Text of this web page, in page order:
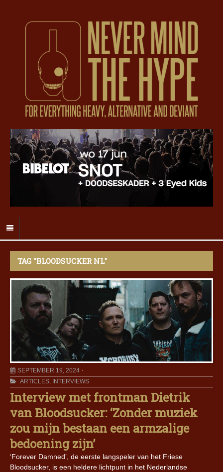
TAG "BLOODSUCKER NL"
SEPTEMBER 19, 2024
ARTICLES, INTERVIEWS
Interview met frontman Dietrik
van Bloodsucker: ‘Zonder muziek
zou mijn bestaan een armzalige
bedoening zijn’
‘Forever Damned’, de eerste langspeler van het Friese
Bloodsucker, is een heldere lichtpunt in het Nederlandse